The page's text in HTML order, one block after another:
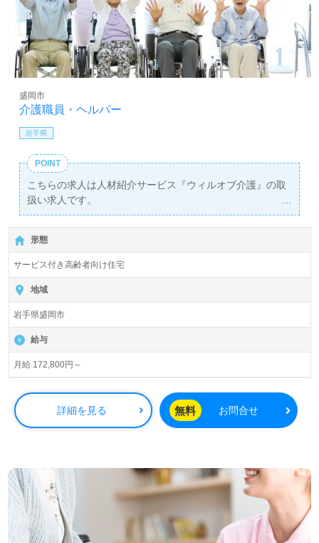
介護職員・ヘルパー
盛岡市
岩手県
POINT
こちらの求人は人材紹介サービス『ウィルオブ介護』の取
扱い求人です。
詳細に関してお気軽にご相談ください♪
【無料】で皆さんの転職活動をサポートいたします。
形態
サービス付き高齢者向け住宅
地域
岩手県盛岡市
給与
月給 172,800円～
詳細を見る 無料 お問合せ